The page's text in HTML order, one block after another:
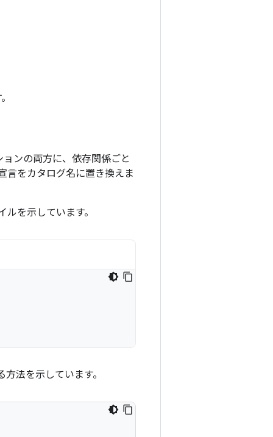
ンの両方に、依存関係ごと
言をカタログ名に置き換えま
ルを示しています。
法を示しています。